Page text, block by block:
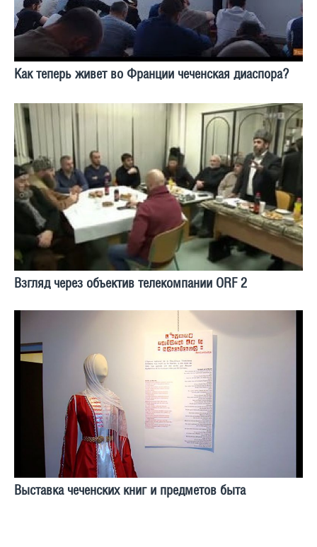
Как теперь живет во Франции чеченская диаспора?
Взгляд через объектив телекомпании ORF 2
Выставка чеченских книг и предметов быта